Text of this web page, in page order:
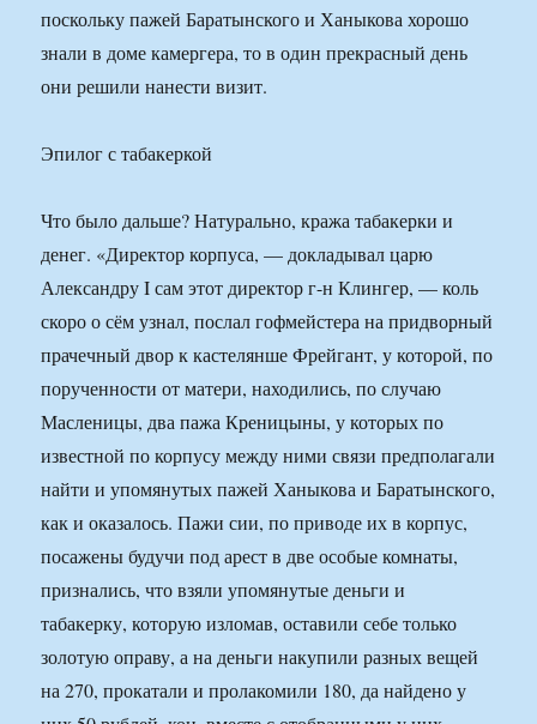
поскольку пажей Баратынского и Ханыкова хорошо
знали в доме камергера, то в один прекрасный день
они решили нанести визит.
Эпилог с табакеркой
Что было дальше? Натурально, кража табакерки и
денег. «Директор корпуса, — докладывал царю
Александру I сам этот директор г-н Клингер, — коль
скоро о сём узнал, послал гофмейстера на придворный
прачечный двор к кастелянше Фрейгант, у которой, по
порученности от матери, находились, по случаю
Масленицы, два пажа Креницыны, у которых по
известной по корпусу между ними связи предполагали
найти и упомянутых пажей Ханыкова и Баратынского,
как и оказалось. Пажи сии, по приводе их в корпус,
посажены будучи под арест в две особые комнаты,
признались, что взяли упомянутые деньги и
табакерку, которую изломав, оставили себе только
золотую оправу, а на деньги накупили разных вещей
на 270, прокатали и пролакомили 180, да найдено у